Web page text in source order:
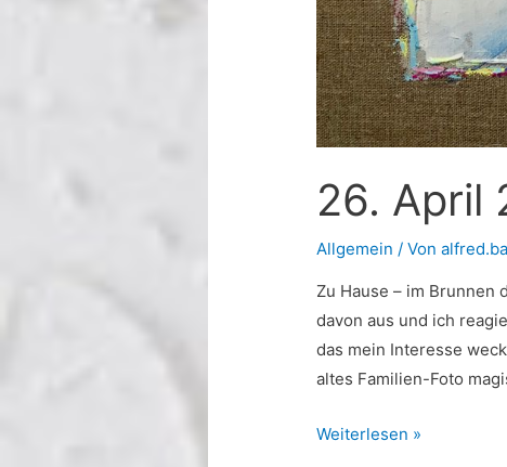
26. April
Allgemein / Von
Zu Hause – im Brunnen
davon aus und ich
das mein Interesse
altes Familien-Foto
26.
Weiterlesen »